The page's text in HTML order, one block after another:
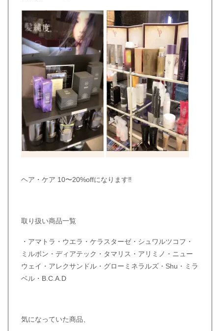
ヘア・ケア 10〜20%offになります‼︎
取り扱い商品一覧
・アマトラ・ウエラ・ケラスターゼ・シュワルツコフ・
ミルボン・ディアテック・タマリス・アリミノ・ニュー
ウェイ・アレクサンドル・グローミネラルズ・Shu・ミラ
ベル・B.C.A.D
気になっていた商品、